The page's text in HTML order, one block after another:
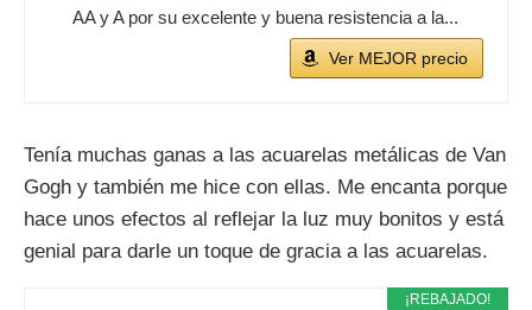
AA y A por su excelente y buena resistencia a la...
Ver MEJOR precio
Tenía muchas ganas a las acuarelas metálicas de Van
Gogh y también me hice con ellas. Me encanta porque
hace unos efectos al reflejar la luz muy bonitos y está
genial para darle un toque de gracia a las acuarelas.
¡REBAJADO!